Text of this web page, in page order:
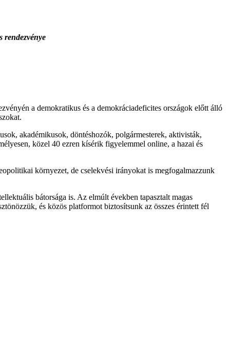
rendezvénye
a demokratikus és a demokráciadeficites országok előtt álló
akadémikusok, döntéshozók, polgármesterek, aktivisták,
közel 40 ezren kísérik figyelemmel online, a hazai és
környezet, de cselekvési irányokat is megfogalmazzunk
bátorsága is. Az elmúlt években tapasztalt magas
és közös platformot biztosítsunk az összes érintett fél